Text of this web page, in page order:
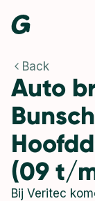
Back
Auto
(09 t/
Bij Veritec